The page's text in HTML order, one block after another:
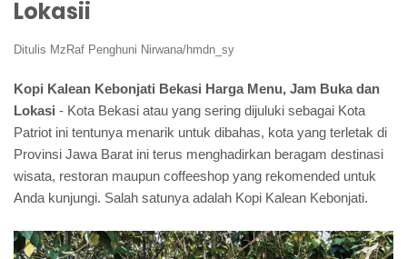
Lokasii
Ditulis MzRaf Penghuni Nirwana/hmdn_sy
Kopi Kalean Kebonjati Bekasi Harga Menu, Jam Buka dan
Lokasi - Kota Bekasi atau yang sering dijuluki sebagai Kota
Patriot ini tentunya menarik untuk dibahas, kota yang terletak di
Provinsi Jawa Barat ini terus menghadirkan beragam destinasi
wisata, restoran maupun coffeeshop yang rekomended untuk
Anda kunjungi. Salah satunya adalah Kopi Kalean Kebonjati.